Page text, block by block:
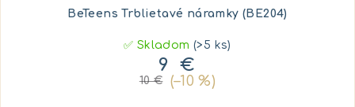
BeTeens Trblietavé náramky (BE204)
✅ Skladom(>5 ks)
9 €
10 € (–10 %)